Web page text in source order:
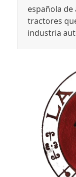
española
tractores
industria